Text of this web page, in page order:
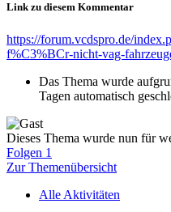
Link zu diesem Kommentar
https://forum.vcdspro.de/
f%C3%BCr-nicht-vag-
Das Thema wurde
Tagen automatisch
Dieses Thema wurde nun für
Folgen 1
Zur Themenübersicht
Alle Aktivitäten